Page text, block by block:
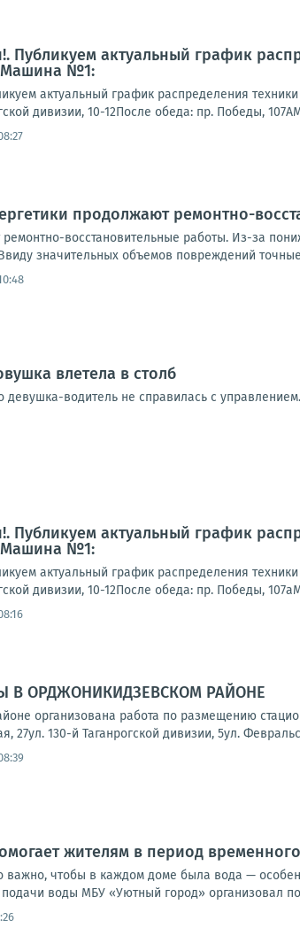
Публикуем актуальный график
Машина №1:
актуальный график распределения
дивизии, 10-12После обеда: пр. Победы,
продолжают ремонтно-
восстановительные работы. Из-за
значительных объемов повреждений
влетела в столб
водитель не справилась с
Публикуем актуальный график
Машина №1:
актуальный график распределения
дивизии, 10-12После обеда: пр. Победы,
В ОРДЖОНИКИДЗЕВСКОМ РАЙОНЕ
организована работа по размещению
27ул. 130-й Таганрогской дивизии, 5ул.
жителям в период
важно, чтобы в каждом доме была вода —
воды МБУ «Уютный город» организовал